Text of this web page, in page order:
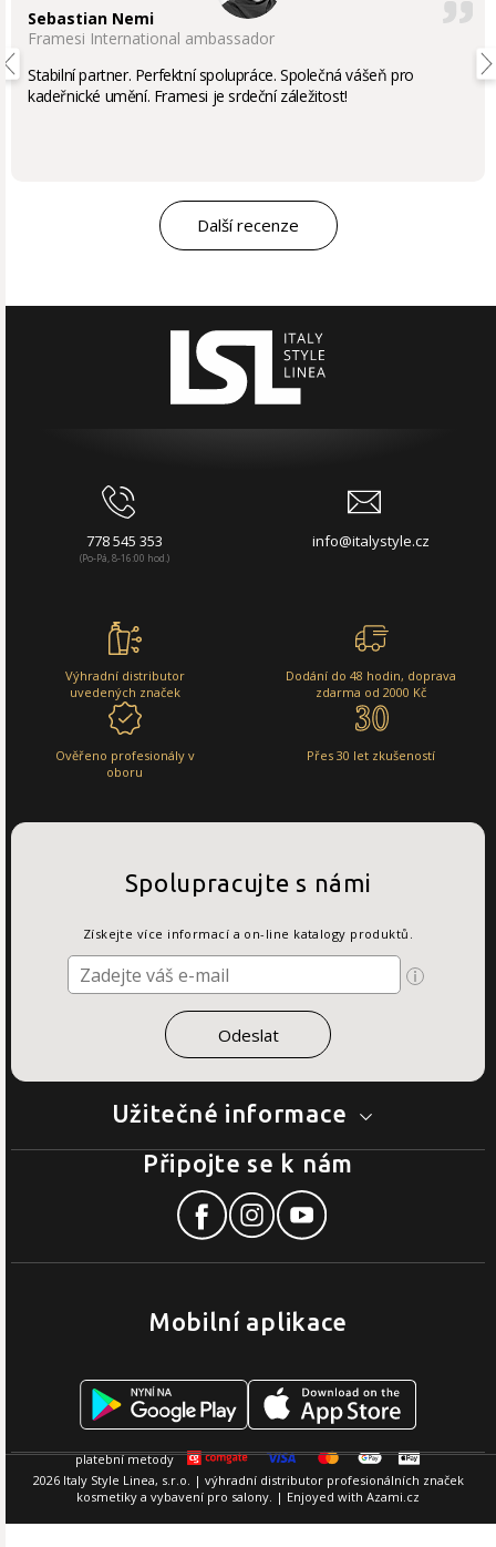
Sebastian Nemi
Framesi International ambassador
Stabilní partner. Perfektní spolupráce. Společná vášeň pro
kadeřnické umění. Framesi je srdeční záležitost!
Další recenze
778 545 353
(Po-Pá, 8-16:00 hod.)
info@italystyle.cz
Výhradní distributor
uvedených značek
Dodání do 48 hodin, doprava
zdarma od 2000 Kč
Ověřeno profesionály v
oboru
Přes 30 let zkušeností
Užitečné informace
Spolupracujte s námi
Získejte více informací a on-line katalogy produktů.
Mobilní aplikace
Připojte se k nám
2026 Italy Style Linea, s.r.o. | výhradní distributor profesionálních značek
kosmetiky a vybavení pro salony. | Enjoyed with Azami.cz